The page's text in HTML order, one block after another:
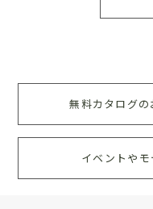
無料カタログ
イベントや